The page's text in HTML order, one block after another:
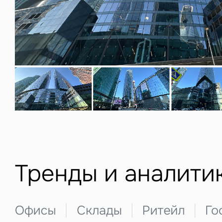
Тренды и
Офисы Склады Ритейл Это
данных
Заполните